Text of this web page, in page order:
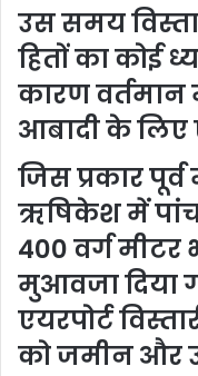
उस समय
हितों का कोई
कारण वर्तमान
आबादी के लिए
जिस प्रकार पूर्व
ऋषिकेश में पांच
400 वर्ग
मुआवजा दिया
एयरपोर्ट
को जमीन और